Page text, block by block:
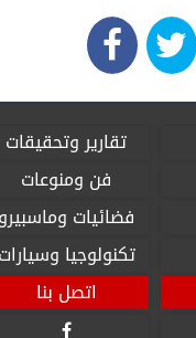
تقارير وتحقيقات
فن ومنوعات
فضائيات وماسبيرو
تكنولوجيا وسيارات
اتصل بنا
